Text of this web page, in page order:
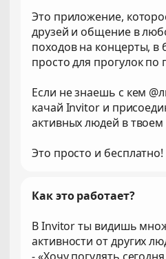
Это приложение,
друзей и общение в
походов на концерты, в
просто для прогулок по
Если не знаешь с кем
качай Invitor и
активных людей в твоем
Это просто и бесплатно!
Как это работает?
В Invitor ты видишь
активности от других